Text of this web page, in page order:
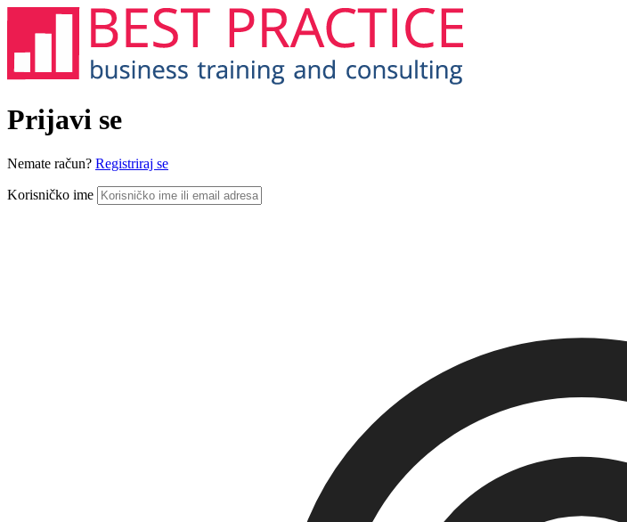
Prijavi se
Nemate račun? Registriraj se
Korisničko ime